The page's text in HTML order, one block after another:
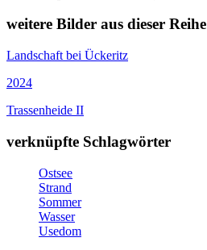
weitere Bilder aus dieser Reihe
Landschaft bei Ückeritz
2024
Trassenheide II
verknüpfte Schlagwörter
Ostsee
Strand
Sommer
Wasser
Usedom